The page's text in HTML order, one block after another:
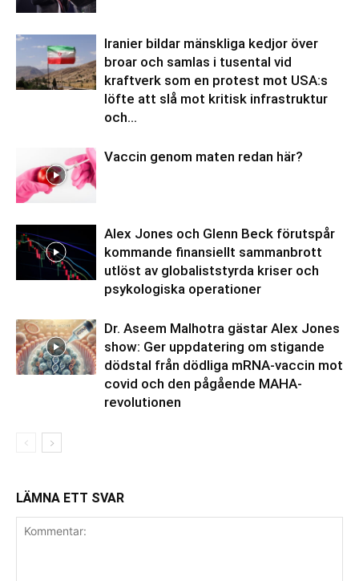
Iranier bildar mänskliga kedjor över
broar och samlas i tusental vid
kraftverk som en protest mot USA:s
löfte att slå mot kritisk infrastruktur
och...
Vaccin genom maten redan här?
Alex Jones och Glenn Beck förutspår
kommande finansiellt sammanbrott
utlöst av globaliststyrda kriser och
psykologiska operationer
Dr. Aseem Malhotra gästar Alex Jones
show: Ger uppdatering om stigande
dödstal från dödliga mRNA-vaccin mot
covid och den pågående MAHA-
revolutionen
LÄMNA ETT SVAR